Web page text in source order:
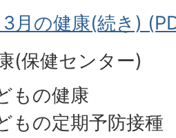
月の健康(続き)
(保健センター)
もの健康
もの定期予防接種